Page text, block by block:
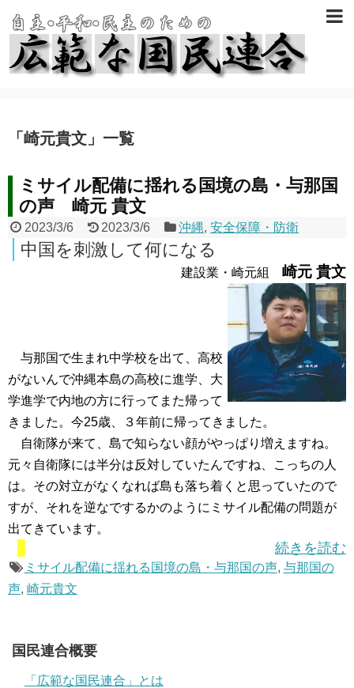
「 崎元貴文 」 一覧
ミサイル配備に揺れる国境の島・与那国
の声 崎元 貴文
2023/3/6 2023/3/6 沖縄,安全保障・防衛
中国を刺激して何になる
建設業・崎元組 崎元 貴文
与那国で生まれ中学校を出て、高校
がないんで沖縄本島の高校に進学、大
学進学で内地の方に行ってまた帰って
きました。今25歳、３年前に帰ってきました。
自衛隊が来て、島で知らない顔がやっぱり増えますね。
元々自衛隊には半分は反対していたんですね、こっちの人
は。その対立がなくなれば島も落ち着くと思っていたので
すが、それを逆なでするかのようにミサイル配備の問題が
出てきています。
続きを読む
ミサイル配備に揺れる国境の島・与那国の声, 与那国の
声, 崎元貴文
国民連合概要
「広範な国民連合」とは